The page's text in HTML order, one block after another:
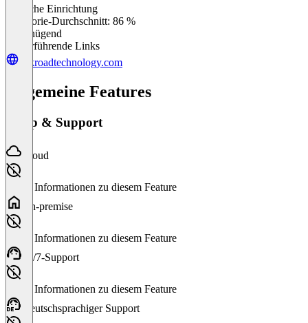
Einfache Einrichtung
Kategorie-Durchschnitt: 86 %
Ungenügend
Weiterführende Links
silkroadtechnology.com
Allgemeine Features
Setup & Support
Cloud
Keine Informationen zu diesem Feature
On-premise
Keine Informationen zu diesem Feature
24/7-Support
Keine Informationen zu diesem Feature
Deutschsprachiger Support